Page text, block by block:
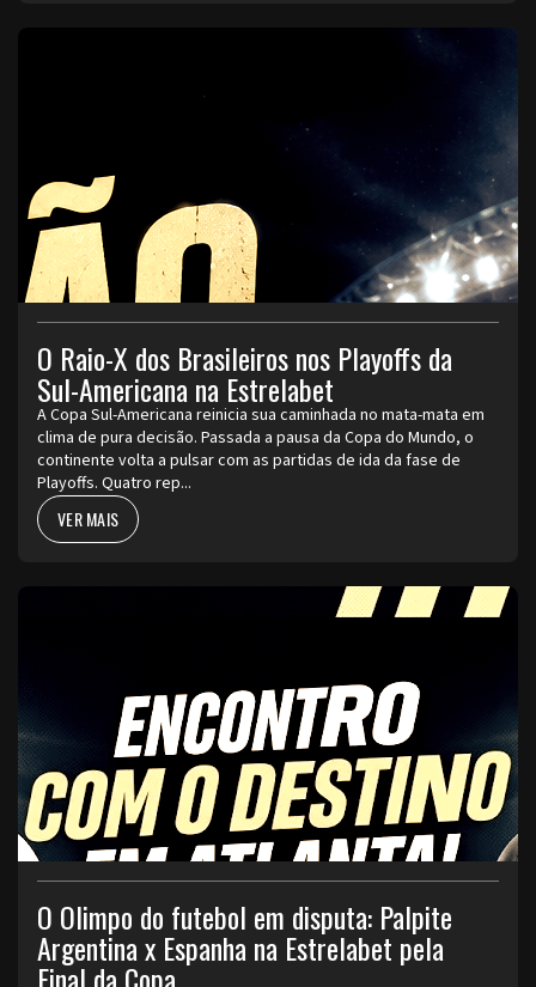
O Raio-X dos Brasileiros nos Playoffs da
Sul-Americana na Estrelabet
A Copa Sul-Americana reinicia sua caminhada no mata-mata em
clima de pura decisão. Passada a pausa da Copa do Mundo, o
continente volta a pulsar com as partidas de ida da fase de
Playoffs. Quatro rep...
VER MAIS
O Olimpo do futebol em disputa: Palpite
Argentina x Espanha na Estrelabet pela
Final da Copa